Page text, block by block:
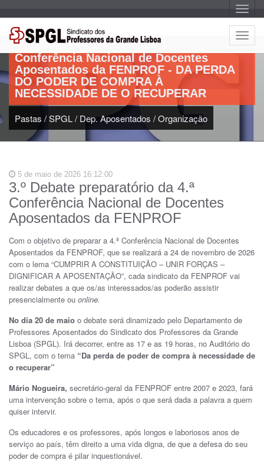
A
l
t
e
r
g
o
A
l
a
a
Artigo:
3.º Debate preparatório da 4.ª
Conferência Nacional de Docentes
Aposentados da FENPROF - DA PERDA
DO PODER DE COMPRA À
NECESSIDADE DE O RECUPERAR
Pastas /SPGL/ Dep. Aposentados /Organização
5 de maio de 2026 16:12:00
3.º Debate preparatório da 4.ª
Conferência Nacional de Docentes
Aposentados da FENPROF
Com o objetivo de preparar a 4.ª Conferência Nacional de Docentes
Aposentados da FENPROF, que se realizará a 24 de novembro de 2026
com o lema “CUMPRIR A CONSTITUIÇÃO – UNIR FORÇAS –
DIGNIFICAR A APOSENTAÇÃO”, cada sindicato da FENPROF vai
realizar debates a que os/as interessados/as poderão assistir
presencialmente ou online.
No dia 20 de maio o debate será dinamizado pelo Departamento de
Professores Aposentados do Sindicato dos Professores da Grande
Lisboa (SPGL). Irá decorrer, entre as 17 e as 19 horas, no Auditório do
SPGL, com o tema “Da perda de poder de compra à necessidade de
o recuperar”
Mário Nogueira, secretário-geral da FENPROF entre 2007 e 2023, fará
uma intervenção sobre o tema, após o que será dada a palavra a quem
quiser intervir.
Os educadores e os professores, após longos e laboriosos anos de
serviço ao país, têm direito a uma vida digna, de que a defesa do seu
poder de compra é pilar inquestionável.